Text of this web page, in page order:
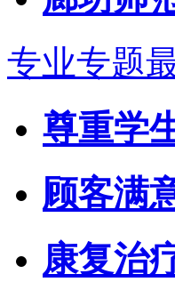
专业专题
尊重学
顾客满
康复治